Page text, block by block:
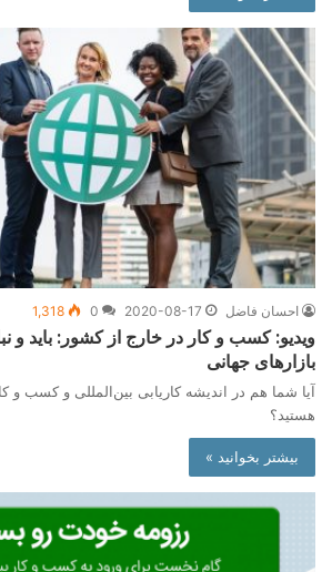
احسان فاضل 2020-08-17
0
1,318
ویدیو: کسب و کار در خارج از کشور: باید و
بازارهای جهانی
آیا شما هم در اندیشه کاریابی بین‌المللی و کسب و
هستید؟
بیشتر بخوانید »